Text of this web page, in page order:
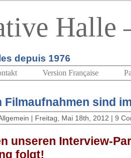
Halle
depuis 1976
Version Française
Filmaufnahmen sind
| Freitag, Mai 18th, 2012 |9
unseren Interview-
folgt!